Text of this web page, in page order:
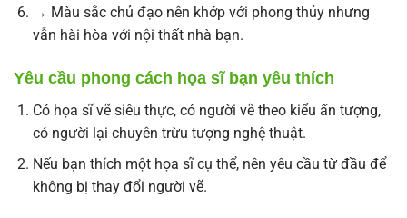
→ Màu sắc chủ đạo nên khớp với phong thủy nhưng
vẫn hài hòa với nội thất nhà bạn.
Yêu cầu phong cách họa sĩ bạn yêu thích
Có họa sĩ vẽ siêu thực, có người vẽ theo kiểu ấn tượng,
có người lại chuyên trừu tượng nghệ thuật.
Nếu bạn thích một họa sĩ cụ thể, nên yêu cầu từ đầu để
không bị thay đổi người vẽ.